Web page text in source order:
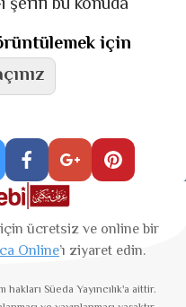
için
ücretsiz ve online bir
Online’ı ziyaret edin.
Süeda Yayıncılık'a aittir.